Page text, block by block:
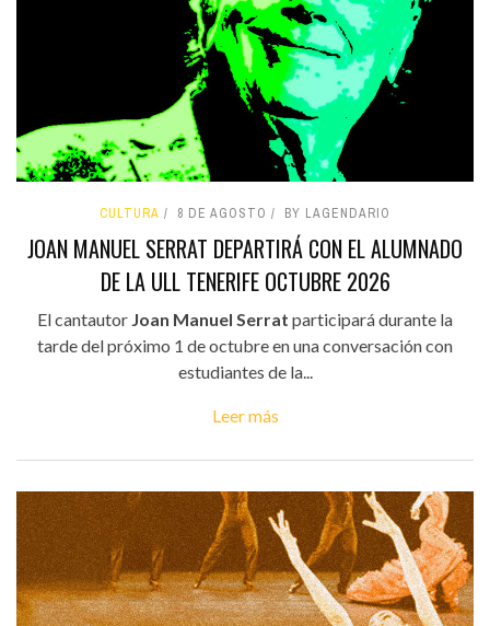
CULTURA 8 DE AGOSTO BY LAGENDARIO
JOAN MANUEL SERRAT DEPARTIRÁ CON EL ALUMNADO
DE LA ULL TENERIFE OCTUBRE 2026
El cantautor Joan Manuel Serrat participará durante la
tarde del próximo 1 de octubre en una conversación con
estudiantes de la...
Leer más